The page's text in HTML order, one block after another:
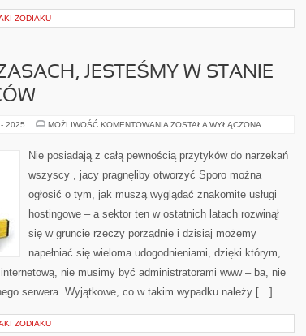
ZODIAKU
JESTEŚMY W STANIE
2025 MOŻLIWOŚĆ KOMENTOWANIA W
JESTEŚMY
W
LICZYĆ
SPECÓW
ZOSTAŁA WYŁĄCZONA
Nie posiadają z całą pewnością przytyków do narzekań
wszyscy , jacy pragnęliby otworzyć Sporo można
ogłosić o tym, jak muszą wyglądać znakomite usługi
hostingowe – a sektor ten w ostatnich latach rozwinął
się w gruncie rzeczy porządnie i dzisiaj możemy
napełniać się wieloma udogodnieniami, dzięki którym,
nie musimy być administratorami www – ba, nie
serwera. Wyjątkowe, co w takim wypadku należy […]
ZODIAKU